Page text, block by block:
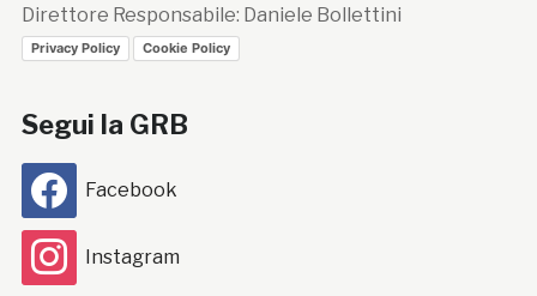
Direttore Responsabile: Daniele Bollettini
Privacy Policy Cookie Policy
Segui la GRB
Facebook
Instagram